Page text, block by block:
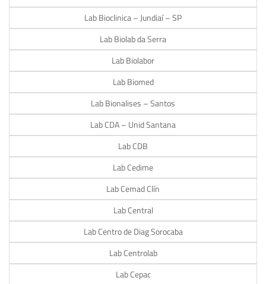
Lab Bioclinica – Jundiaí – SP
Lab Biolab da Serra
Lab Biolabor
Lab Biomed
Lab Bionalises – Santos
Lab CDA – Unid Santana
Lab CDB
Lab Cedime
Lab Cemad Clín
Lab Central
Lab Centro de Diag Sorocaba
Lab Centrolab
Lab Cepac